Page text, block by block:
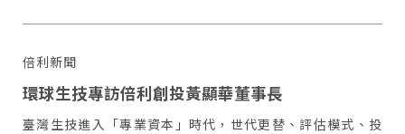
倍利新聞
環球生技專訪倍利創投黃顯華董事長
臺灣生技進入「專業資本」時代，世代更替、評估模式、投